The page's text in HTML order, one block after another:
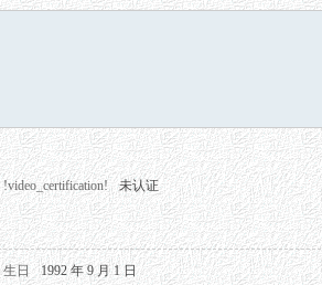
!video_certification! 未认证
生日 1992 年 9 月 1 日